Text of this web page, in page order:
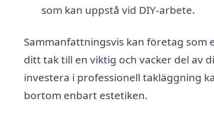
som kan uppstå vid DIY-arbete.
Sammanfattningsvis kan företag
ditt tak till en viktig och vacker del av
investera i professionell takläggning
bortom enbart estetiken.